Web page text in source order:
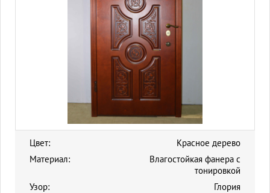
Цвет:
Красное дерево
Материал:
Влагостойкая фанера с
тонировкой
Узор:
Глория